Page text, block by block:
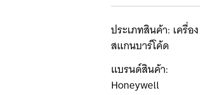
ประเภทสินค้า: เครื่อง
สแกนบาร์โค้ด
แบรนด์สินค้า:
Honeywell